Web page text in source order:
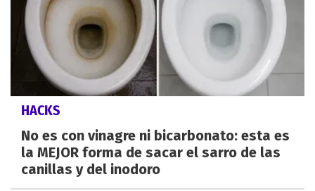
HACKS
No es con vinagre ni bicarbonato: esta es
la MEJOR forma de sacar el sarro de las
canillas y del inodoro